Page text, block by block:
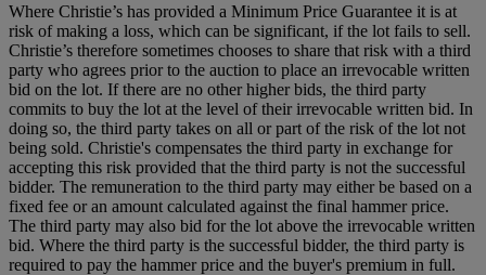
Where Christie’s has provided a Minimum Price Guarantee it is at
risk of making a loss, which can be significant, if the lot fails to sell.
Christie’s therefore sometimes chooses to share that risk with a third
party who agrees prior to the auction to place an irrevocable written
bid on the lot. If there are no other higher bids, the third party
commits to buy the lot at the level of their irrevocable written bid. In
doing so, the third party takes on all or part of the risk of the lot not
being sold. Christie's compensates the third party in exchange for
accepting this risk provided that the third party is not the successful
bidder. The remuneration to the third party may either be based on a
fixed fee or an amount calculated against the final hammer price.
The third party may also bid for the lot above the irrevocable written
bid. Where the third party is the successful bidder, the third party is
required to pay the hammer price and the buyer's premium in full.